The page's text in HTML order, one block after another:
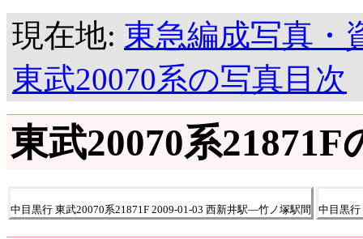
現在地: 東急編成写真・
東武20070系の写真目次
東武20070系21871F
中目黒行 東武20070系21871F 2009-01-03 西新井駅―竹ノ塚駅間 中目黒行